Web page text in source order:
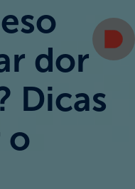
dor
Dicas
o